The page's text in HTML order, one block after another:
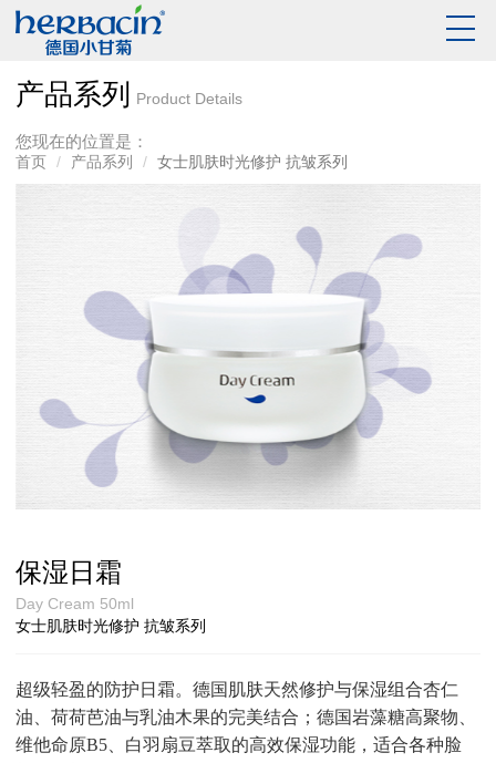
产品系列 Product Details
您现在的位置是：
首页 产品系列 女士肌肤时光修护 抗皱系列
保湿日霜
Day Cream 50ml
女士肌肤时光修护 抗皱系列
超级轻盈的防护日霜。德国肌肤天然修护与保湿组合杏仁
油、荷荷芭油与乳油木果的完美结合；德国岩藻糖高聚物、
维他命原B5、白羽扇豆萃取的高效保湿功能，适合各种脸